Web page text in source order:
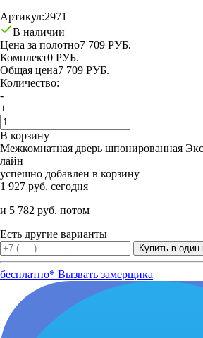
Артикул:2971
В наличии
Цена за полотно7 709 РУБ.
Комплект0 РУБ.
Общая цена7 709 РУБ.
Количество:
-
+
В корзину
Межкомнатная дверь шпонированная
лайн
успешно добавлен в корзину
1 927 руб. сегодня
и 5 782 руб. потом
Есть другие варианты
бесплатно* Вызвать замерщика